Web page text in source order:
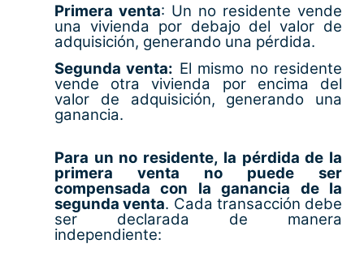
Primera venta: Un no residente vende
una vivienda por debajo del valor de
adquisición, generando una pérdida.
Segunda venta: El mismo no residente
vende otra vivienda por encima del
valor de adquisición, generando una
ganancia.
Para un no residente, la pérdida de la
primera venta no puede ser
compensada con la ganancia de la
segunda venta. Cada transacción debe
ser declarada de manera
independiente: